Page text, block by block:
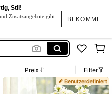
BEKOMME
Stil!
Zusatzangebote gibt
Preis Filter